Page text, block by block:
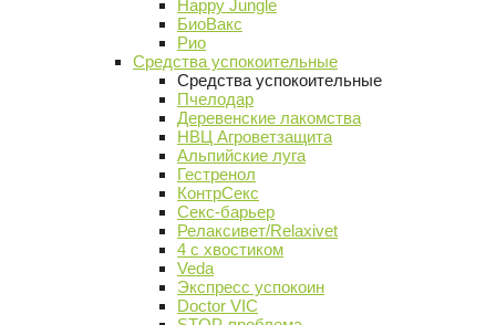
Happy Jungle
БиоВакс
Рио
Средства успокоительные
Средства успокоительные
Пчелодар
Деревенские лакомства
НВЦ Агроветзащита
Альпийские луга
Гестренол
КонтрСекс
Секс-барьер
Релаксивет/Relaxivet
4 с хвостиком
Veda
Экспресс успокоин
Doctor VIC